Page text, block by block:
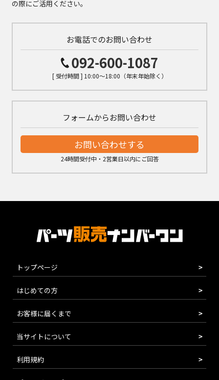
の際にご活用ください。
お電話でのお問い合わせ
092-600-1087
[ 受付時間 ] 10:00～18:00（年末年始除く）
フォームからお問い合わせ
お問い合わせする
24時間受付中・2営業日以内にご回答
トップページ
はじめての方
お客様に届くまで
当サイトについて
利用規約